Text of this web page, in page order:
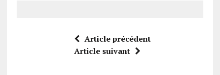
Article précédent
Article suivant